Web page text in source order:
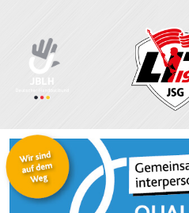
springen